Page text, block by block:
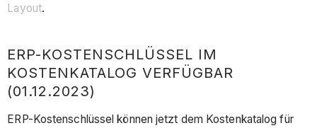
Layout.
ERP-KOSTENSCHLÜSSEL IM
KOSTENKATALOG VERFÜGBAR
(01.12.2023)
ERP-Kostenschlüssel können jetzt dem Kostenkatalog für